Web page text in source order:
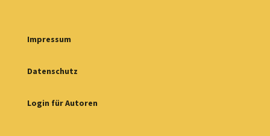
Impressum
Datenschutz
Login für Autoren